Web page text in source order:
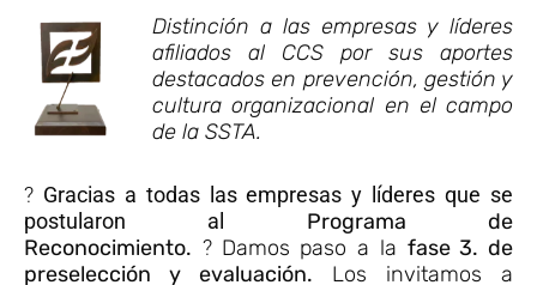
Distinción a las empresas y líderes
a­filiados al CCS por sus aportes
destacados en prevención, gestión y
cultura organizacional en el campo
de la SSTA.
? Gracias a todas las empresas y líderes que se
postularon al
Programa de
Reconocimiento. ? Damos paso a la fase 3. de
preselección y evaluación. Los invitamos a